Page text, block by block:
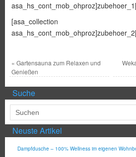
[asa_collection
« Gartensauna zum Relaxen und
Genießen
Suche
Neuste Artikel
Dampfdusche – 100% Wellness im eigenen